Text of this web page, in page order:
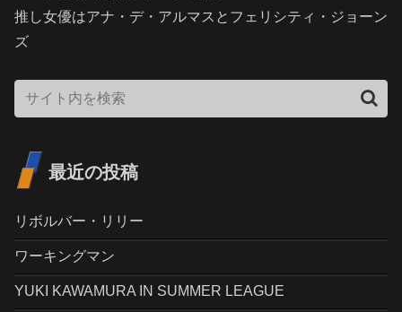
推し女優はアナ・デ・アルマスとフェリシティ・ジョーン
ズ
最近の投稿
リボルバー・リリー
ワーキングマン
YUKI KAWAMURA IN SUMMER LEAGUE